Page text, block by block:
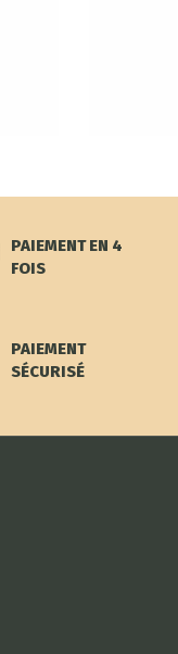
PAIEMENT EN 4
FOIS
PAIEMENT
SÉCURISÉ